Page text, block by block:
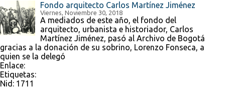
Fondo arquitecto Carlos Martínez Jiménez
Viernes, Noviembre 30, 2018
A mediados de este año, el fondo del
arquitecto, urbanista e historiador, Carlos
Martínez Jiménez, pasó al Archivo de Bogotá
gracias a la donación de su sobrino, Lorenzo Fonseca, a
quien se la delegó
Enlace:
Etiquetas:
Nid: 1711